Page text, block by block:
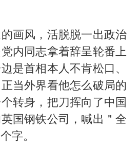
四川宜宾市高县发生4.9级地震
女子开一天一夜空调后二氧化碳中毒
“空调24小时开着更省电”不实
70多岁父亲独自坐车到上海看望女儿
“中国蔬菜之乡”最高温达41.8℃
“不建议大家买深色蛋糕”
画风，活脱脱一出政治
内同志拿着辞呈轮番上
是首相本人不肯松口、
当外界看他怎么破局的
转身，把刀挥向了中国
国钢铁公司，喊出＂全
字。